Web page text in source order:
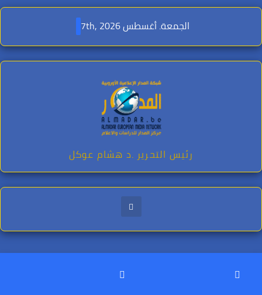
Skip
content
الجمعة. أغسطس 7th, 2026
رئيس التحرير .د هشام عوكل